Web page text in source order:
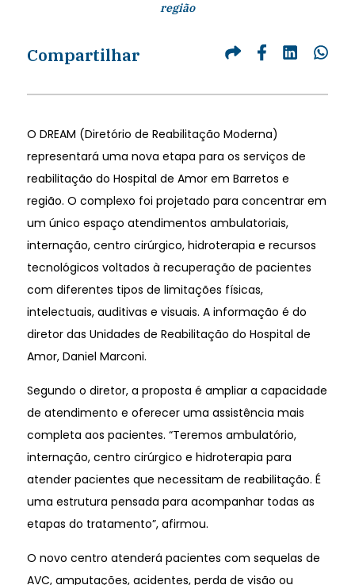
região
Compartilhar
O DREAM (Diretório de Reabilitação Moderna)
representará uma nova etapa para os serviços de
reabilitação do Hospital de Amor em Barretos e
região. O complexo foi projetado para concentrar em
um único espaço atendimentos ambulatoriais,
internação, centro cirúrgico, hidroterapia e recursos
tecnológicos voltados à recuperação de pacientes
com diferentes tipos de limitações físicas,
intelectuais, auditivas e visuais. A informação é do
diretor das Unidades de Reabilitação do Hospital de
Amor, Daniel Marconi.
Segundo o diretor, a proposta é ampliar a capacidade
de atendimento e oferecer uma assistência mais
completa aos pacientes. “Teremos ambulatório,
internação, centro cirúrgico e hidroterapia para
atender pacientes que necessitam de reabilitação. É
uma estrutura pensada para acompanhar todas as
etapas do tratamento”, afirmou.
O novo centro atenderá pacientes com sequelas de
AVC, amputações, acidentes, perda de visão ou